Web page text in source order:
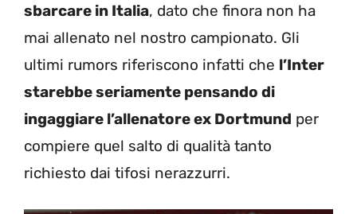
sbarcare in Italia, dato che finora non ha
mai allenato nel nostro campionato. Gli
ultimi rumors riferiscono infatti che l’Inter
starebbe seriamente pensando di
ingaggiare l’allenatore ex Dortmund per
compiere quel salto di qualità tanto
richiesto dai tifosi nerazzurri.